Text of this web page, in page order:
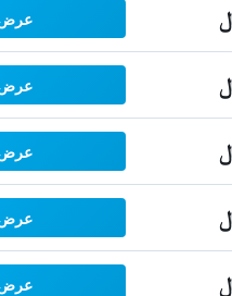
عرض
عرض
عرض
عرض
عرض